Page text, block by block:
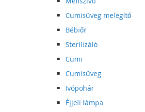
Cumisüveg melegítő
Bébiőr
Sterilizáló
Cumi
Cumisüveg
Ivópohár
Éjjeli lámpa